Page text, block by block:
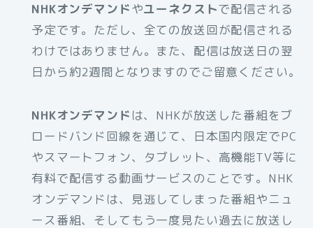
NHKオンデマンドやユーネクストで配信される
予定です。ただし、全ての放送回が配信される
わけではありません。また、配信は放送日の翌
日から約2週間となりますのでご留意ください。
NHKオンデマンド は、NHKが放送した番組をブ
ロードバンド回線を通じて、日本国内限定でPC
やスマートフォン、タブレット、高機能TV等に
有料で配信する動画サービスのことです。NHK
オンデマンドは、見逃してしまった番組やニュ
ース番組、そしてもう一度見たい過去に放送し